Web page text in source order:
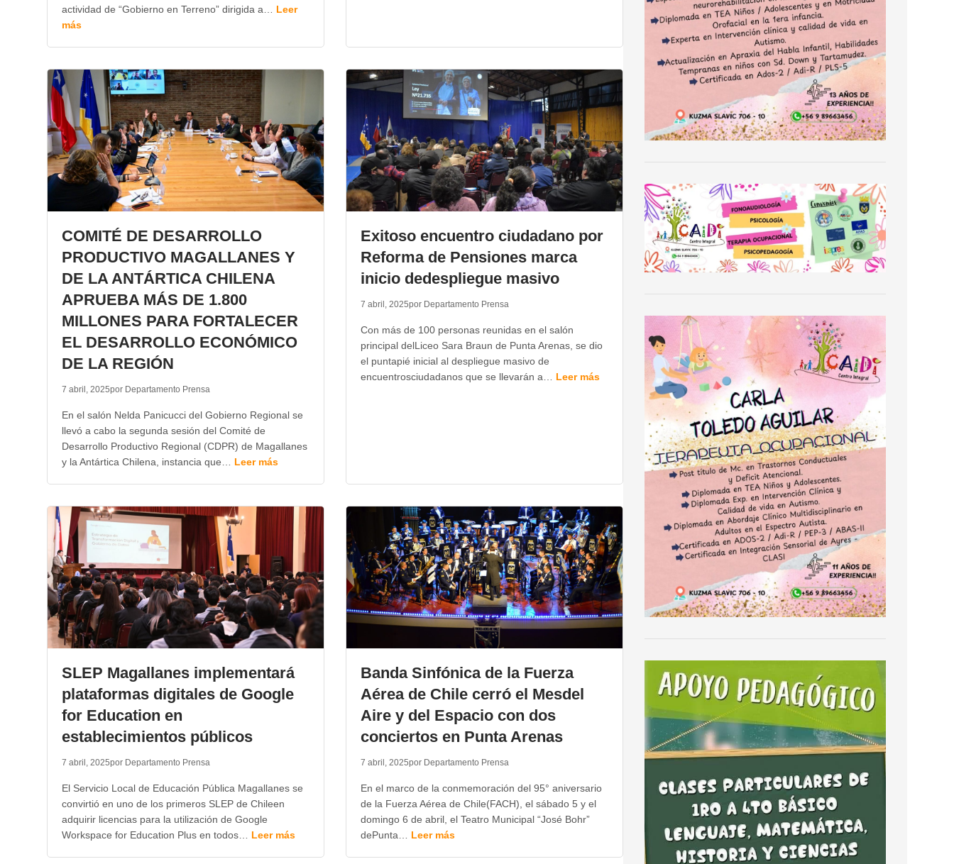
actividad de “Gobierno en Terreno” dirigida a… Leer
más
COMITÉ DE DESARROLLO
PRODUCTIVO MAGALLANES Y
DE LA ANTÁRTICA CHILENA
APRUEBA MÁS DE 1.800
MILLONES PARA FORTALECER
EL DESARROLLO ECONÓMICO
DE LA REGIÓN
7 abril, 2025por Departamento Prensa
En el salón Nelda Panicucci del Gobierno Regional se
llevó a cabo la segunda sesión del Comité de
Desarrollo Productivo Regional (CDPR) de Magallanes
y la Antártica Chilena, instancia que… Leer más
Exitoso encuentro ciudadano por
Reforma de Pensiones marca
inicio dedespliegue masivo
7 abril, 2025por Departamento Prensa
Con más de 100 personas reunidas en el salón
principal delLiceo Sara Braun de Punta Arenas, se dio
el puntapié inicial al despliegue masivo de
encuentrosciudadanos que se llevarán a… Leer más
SLEP Magallanes implementará
plataformas digitales de Google
for Education en
establecimientos públicos
7 abril, 2025por Departamento Prensa
El Servicio Local de Educación Pública Magallanes se
convirtió en uno de los primeros SLEP de Chileen
adquirir licencias para la utilización de Google
Workspace for Education Plus en todos… Leer más
Banda Sinfónica de la Fuerza
Aérea de Chile cerró el Mesdel
Aire y del Espacio con dos
conciertos en Punta Arenas
7 abril, 2025por Departamento Prensa
En el marco de la conmemoración del 95° aniversario
de la Fuerza Aérea de Chile(FACH), el sábado 5 y el
domingo 6 de abril, el Teatro Municipal “José Bohr”
dePunta… Leer más